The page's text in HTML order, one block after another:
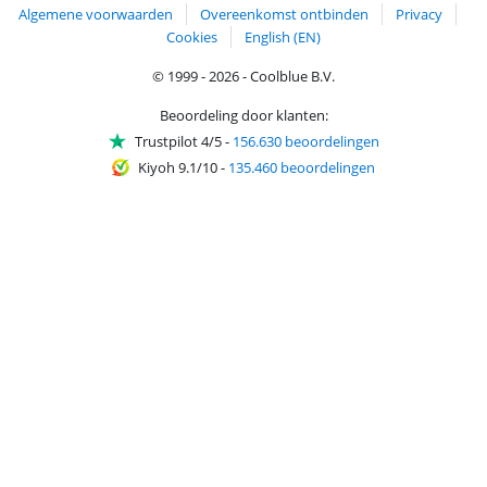
Algemene voorwaarden Overeenkomst ontbinden
Privacy
Cookies
English (EN)
© 1999 - 2026 - Coolblue B.V.
Beoordeling door klanten:
Trustpilot 4/5- 156.630 beoordelingen
Kiyoh 9.1/10- 135.460 beoordelingen